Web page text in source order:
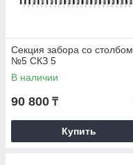
Секция забора со столбом
№5 СКЗ 5
В наличии
90 800 ₸
Купить